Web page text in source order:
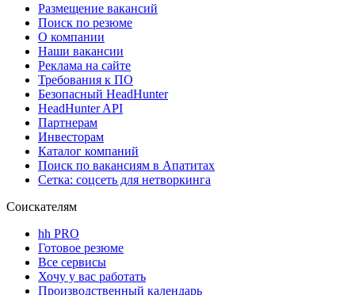
Размещение вакансий
Поиск по резюме
О компании
Наши вакансии
Реклама на сайте
Требования к ПО
Безопасный HeadHunter
HeadHunter API
Партнерам
Инвесторам
Каталог компаний
Поиск по вакансиям в Апатитах
Сетка: соцсеть для нетворкинга
Соискателям
hh PRO
Готовое резюме
Все сервисы
Хочу у вас работать
Производственный календарь